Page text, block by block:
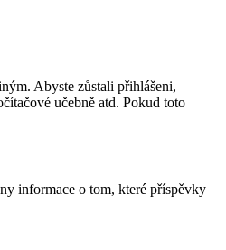
Abyste zůstali přihlášeni,
učebně atd. Pokud toto
informace o tom, které příspěvky